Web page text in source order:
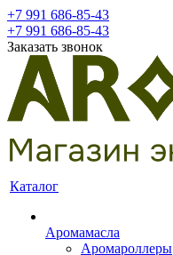
+7 991 686-85-43
+7 991 686-85-43
Заказать звонок
Каталог
Аромамасла
Аромароллеры